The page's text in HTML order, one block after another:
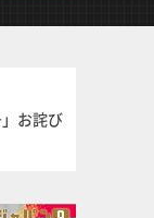
お詫び